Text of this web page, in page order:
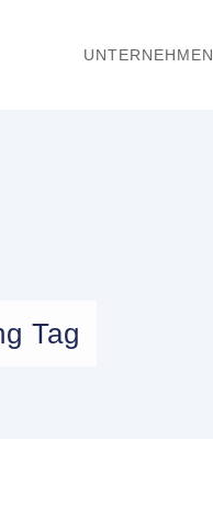
UNTERNEHMEN
Tag